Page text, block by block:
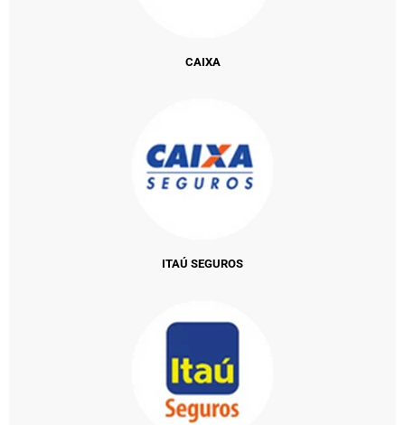
CAIXA
ITAÚ SEGUROS